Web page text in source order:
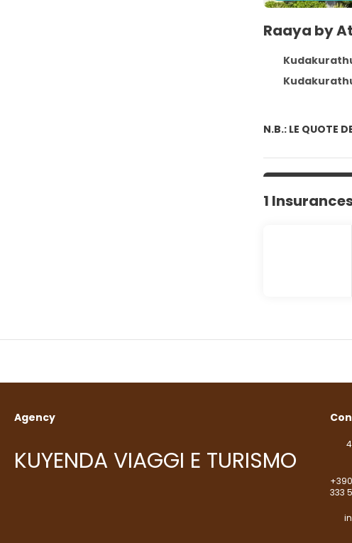
Raaya by
Kudakurathu -
Kudakurathu
N.B.: LE QUOTE
1
Agency
KUYENDA VIAGGI E TURISMO
333